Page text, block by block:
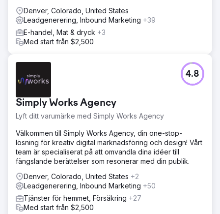
Denver, Colorado, United States
Leadgenerering, Inbound Marketing +39
E-handel, Mat & dryck +3
Med start från $2,500
Simply Works Agency
Lyft ditt varumärke med Simply Works Agency
4.8
Välkommen till Simply Works Agency, din one-stop-
lösning för kreativ digital marknadsföring och design! Vårt
team är specialiserat på att omvandla dina idéer till
fängslande berättelser som resonerar med din publik.
Denver, Colorado, United States +2
Leadgenerering, Inbound Marketing +50
Tjänster för hemmet, Försäkring +27
Med start från $2,500